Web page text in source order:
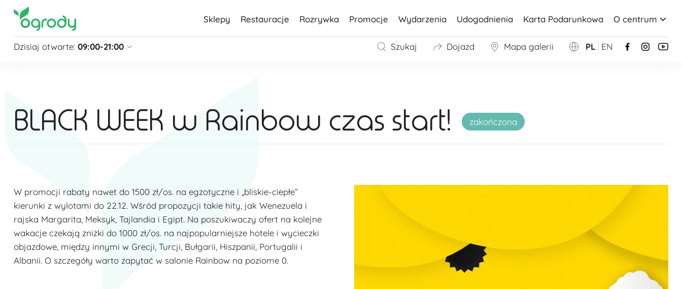
Sklepy Restauracje Rozrywka Promocje Wydarzenia Udogodnienia Karta Podarunkowa O centrum
Dzisiaj otwarte: 09:00-21:00
zobacz więcej »
Szukaj Dojazd Mapa galerii PL EN
BLACK WEEK w Rainbow czas start! zakończona
W promocji rabaty nawet do 1500 zł/os. na egzotyczne i „bliskie-ciepłe”
kierunki z wylotami do 22.12. Wśród propozycji takie hity, jak Wenezuela i
rajska Margarita, Meksyk, Tajlandia i Egipt. Na poszukiwaczy ofert na kolejne
wakacje czekają zniżki do 1000 zł/os. na najpopularniejsze hotele i wycieczki
objazdowe, między innymi w Grecji, Turcji, Bułgarii, Hiszpanii, Portugalii i
Albanii. O szczegóły warto zapytać w salonie Rainbow na poziome 0.